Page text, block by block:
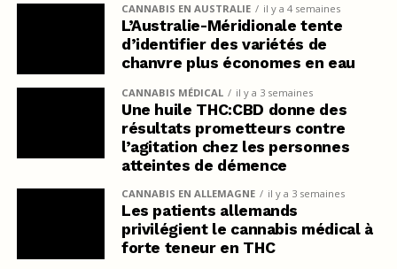
CANNABIS EN AUSTRALIE il y a 4 semaines
L’Australie-Méridionale tente
d’identifier des variétés de
chanvre plus économes en eau
CANNABIS MÉDICAL il y a 3 semaines
Une huile THC:CBD donne des
résultats prometteurs contre
l’agitation chez les personnes
atteintes de démence
CANNABIS EN ALLEMAGNE il y a 3 semaines
Les patients allemands
privilégient le cannabis médical à
forte teneur en THC